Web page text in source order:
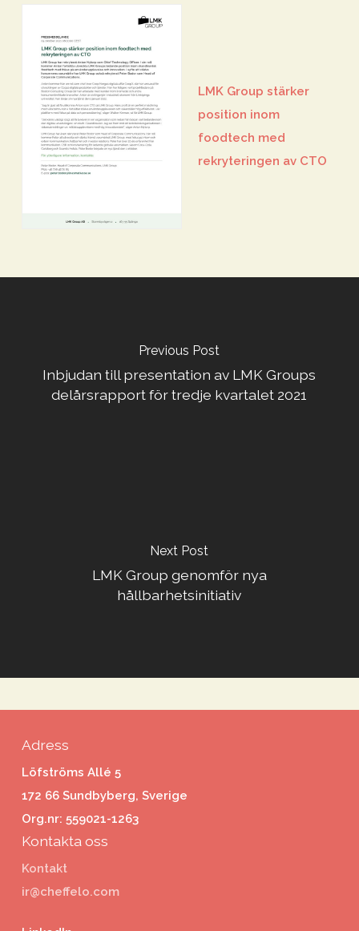
LMK Group stärker
position inom
foodtech med
rekryteringen av CTO
Previous Post
Inbjudan till presentation av LMK Groups
delårsrapport för tredje kvartalet 2021
Next Post
LMK Group genomför nya
hållbarhetsinitiativ
Adress
Löfströms Allé 5
172 66 Sundbyberg, Sverige
Org.nr: 559021-1263
Kontakta oss
Kontakt
ir@cheffelo.com